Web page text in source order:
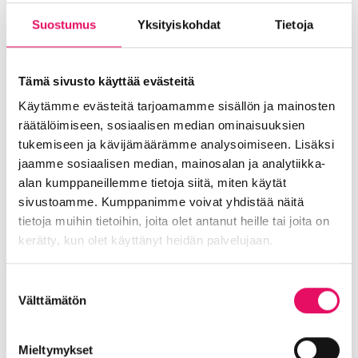
Suostumus Yksityiskohdat Tietoja
Tämä sivusto käyttää evästeitä
Käytämme evästeitä tarjoamamme sisällön ja mainosten
räätälöimiseen, sosiaalisen median ominaisuuksien
tukemiseen ja kävijämäärämme analysoimiseen. Lisäksi
jaamme sosiaalisen median, mainosalan ja analytiikka-
alan kumppaneillemme tietoja siitä, miten käytät
sivustoamme. Kumppanimme voivat yhdistää näitä
tietoja muihin tietoihin, joita olet antanut heille tai joita on
kerätty, kun olet käyttänyt heidän palvelujaan.
valinta
Välttämätön
Mieltymykset
voimalla, Katja Leppämäki / Virkistämö Oy
Asiantuntija kertoo sinulle vinkit uneen
9:20 Selkeyttä ja konkreettisia keinoja
arjen kuormituksen hallintaan, Heidi Piri /
Mindpoint Oy
Asiantuntija kertoo sinulle vinkit
kuormituksen hallintaan 10 minuutissa
9:45Kehon hyvinvointi työkyvyn edistäjänä,
Maarit Joutila/ Pihlajalinna
Kenelle tapahtuma sopii?